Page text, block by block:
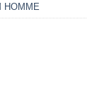
HOMME